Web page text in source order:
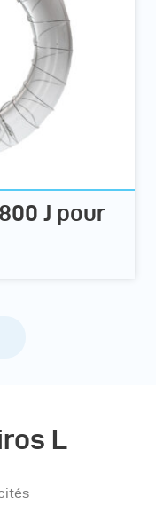
J pour
L